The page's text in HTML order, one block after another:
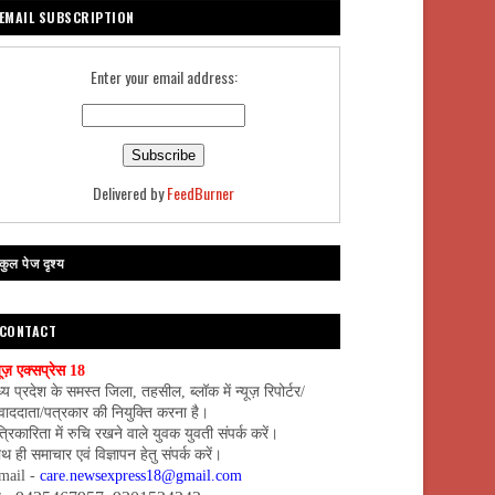
EMAIL SUBSCRIPTION
Enter your email address:
Delivered byFeedBurner
पेज दृश्य
CONTACT
एक्सप्रेस 18
प्रदेश के समस्त जिला, तहसील, ब्लॉक में न्यूज़ रिपोर्टर/
पत्रकार की नियुक्ति करना है।
में रुचि रखने वाले युवक युवती संपर्क करें।
ही समाचार एवं विज्ञापन हेतु संपर्क करें।
- care.newsexpress18@gmail.com